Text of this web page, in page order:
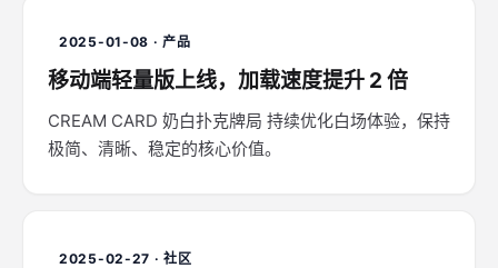
2025-01-08 · 产品
移动端轻量版上线，加载速度提升 2 倍
CREAM CARD 奶白扑克牌局 持续优化白场体验，保持
极简、清晰、稳定的核心价值。
2025-02-27 · 社区